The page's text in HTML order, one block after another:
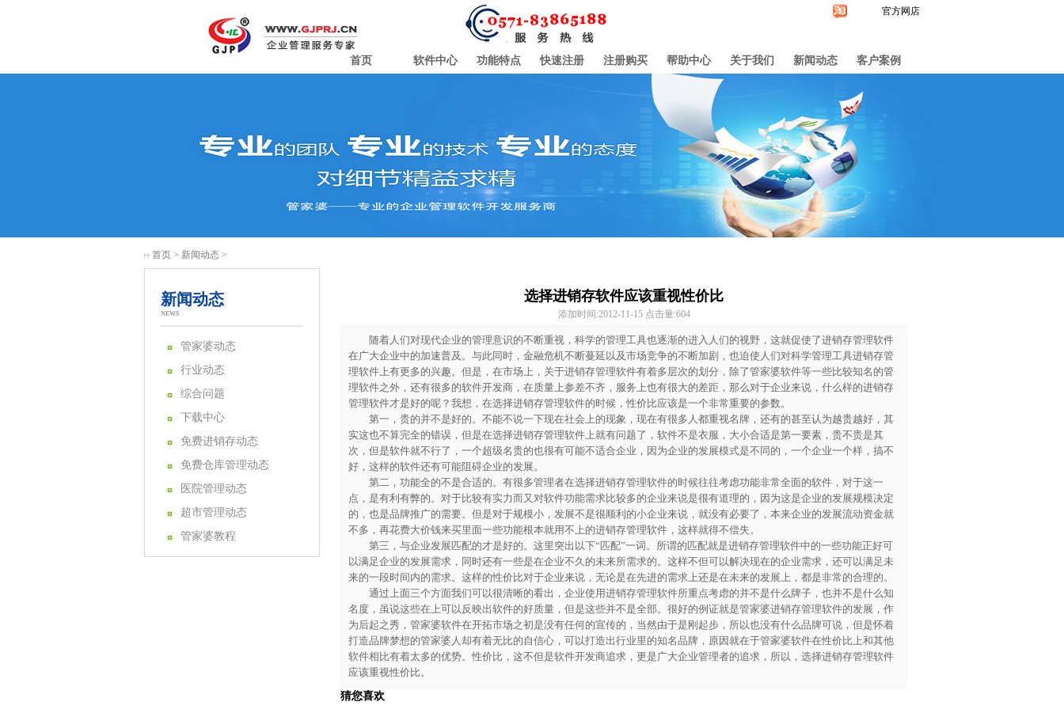
官方网店
首页 软件中心 功能特点 快速注册 注册购买 帮助中心 关于我们 新闻动态 客户案例
首页 > 新闻动态 >
新闻动态
NEWS
管家婆动态
行业动态
综合问题
下载中心
免费进销存动态
免费仓库管理动态
医院管理动态
超市管理动态
管家婆教程
选择进销存软件应该重视性价比
添加时间:2012-11-15 点击量:604
随着人们对现代企业的管理意识的不断重视，科学的管理工具也逐渐的进入人们的视野，这就促使了进销存管理软件
在广大企业中的加速普及。与此同时，金融危机不断蔓延以及市场竞争的不断加剧，也迫使人们对科学管理工具进销存管
理软件上有更多的兴趣。但是，在市场上，关于进销存管理软件有着多层次的划分，除了管家婆软件等一些比较知名的管
理软件之外，还有很多的软件开发商，在质量上参差不齐，服务上也有很大的差距，那么对于企业来说，什么样的进销存
管理软件才是好的呢？我想，在选择进销存管理软件的时候，性价比应该是一个非常重要的参数。
第一，贵的并不是好的。不能不说一下现在社会上的现象，现在有很多人都重视名牌，还有的甚至认为越贵越好，其
实这也不算完全的错误，但是在选择进销存管理软件上就有问题了，软件不是衣服，大小合适是第一要素，贵不贵是其
次，但是软件就不行了，一个超级名贵的也很有可能不适合企业，因为企业的发展模式是不同的，一个企业一个样，搞不
好，这样的软件还有可能阻碍企业的发展。
第二，功能全的不是合适的。有很多管理者在选择进销存管理软件的时候往往考虑功能非常全面的软件，对于这一
点，是有利有弊的。对于比较有实力而又对软件功能需求比较多的企业来说是很有道理的，因为这是企业的发展规模决定
的，也是品牌推广的需要。但是对于规模小，发展不是很顺利的小企业来说，就没有必要了，本来企业的发展流动资金就
不多，再花费大价钱来买里面一些功能根本就用不上的进销存管理软件，这样就得不偿失。
第三，与企业发展匹配的才是好的。这里突出以下“匹配”一词。所谓的匹配就是进销存管理软件中的一些功能正好可
以满足企业的发展需求，同时还有一些是在企业不久的未来所需求的。这样不但可以解决现在的企业需求，还可以满足未
来的一段时间内的需求。这样的性价比对于企业来说，无论是在先进的需求上还是在未来的发展上，都是非常的合理的。
通过上面三个方面我们可以很清晰的看出，企业使用进销存管理软件所重点考虑的并不是什么牌子，也并不是什么知
名度，虽说这些在上可以反映出软件的好质量，但是这些并不是全部。很好的例证就是管家婆进销存管理软件的发展，作
为后起之秀，管家婆软件在开拓市场之初是没有任何的宣传的，当然由于是刚起步，所以也没有什么品牌可说，但是怀着
打造品牌梦想的管家婆人却有着无比的自信心，可以打造出行业里的知名品牌，原因就在于管家婆软件在性价比上和其他
软件相比有着太多的优势。性价比，这不但是软件开发商追求，更是广大企业管理者的追求，所以，选择进销存管理软件
应该重视性价比。
猜您喜欢